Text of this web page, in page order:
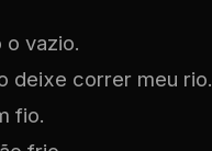
o vazio.
deixe correr meu rio.
fio.